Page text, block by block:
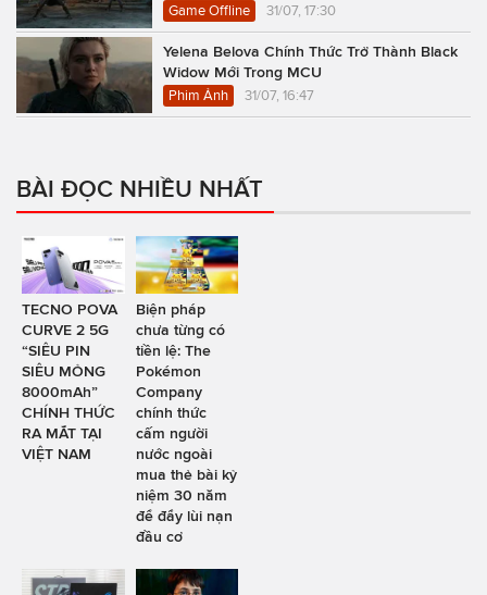
Game Offline 31/07, 17:30
Yelena Belova Chính Thức Trở Thành Black
Widow Mới Trong MCU
Phim Ảnh 31/07, 16:47
BÀI ĐỌC NHIỀU NHẤT
TECNO POVA
CURVE 2 5G
“SIÊU PIN
SIÊU MỎNG
8000mAh”
CHÍNH THỨC
RA MẮT TẠI
VIỆT NAM
Biện pháp
chưa từng có
tiền lệ: The
Pokémon
Company
chính thức
cấm người
nước ngoài
mua thẻ bài kỷ
niệm 30 năm
để đẩy lùi nạn
đầu cơ